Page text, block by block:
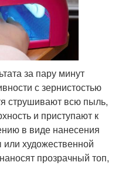
за пару минут
с зернистостью
струшивают всю пыль,
и приступают к
в виде нанесения
художественной
прозрачный топ,